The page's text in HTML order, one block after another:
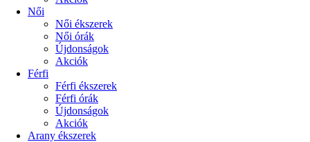
Női
Női ékszerek
Női órák
Újdonságok
Akciók
Férfi
Férfi ékszerek
Férfi órák
Újdonságok
Akciók
Arany ékszerek